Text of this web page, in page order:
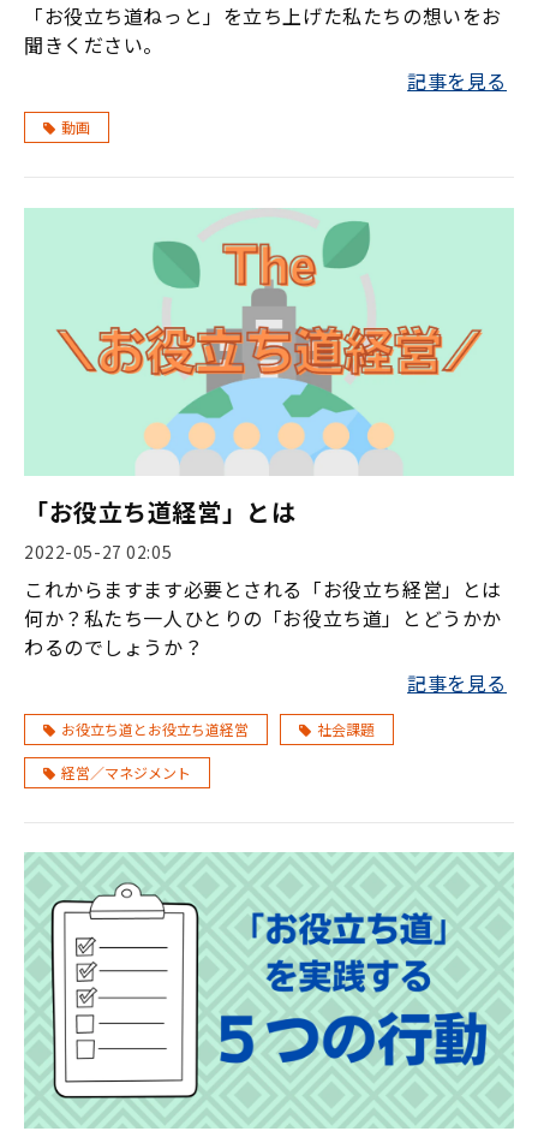
「お役立ち道ねっと」を立ち上げた私たちの想いをお
聞きください。
記事を見る
動画
「お役立ち道経営」とは
2022-05-27 02:05
これからますます必要とされる「お役立ち経営」とは
何か？私たち一人ひとりの「お役立ち道」とどうかか
わるのでしょうか？
記事を見る
お役立ち道とお役立ち道経営 社会課題
経営／マネジメント